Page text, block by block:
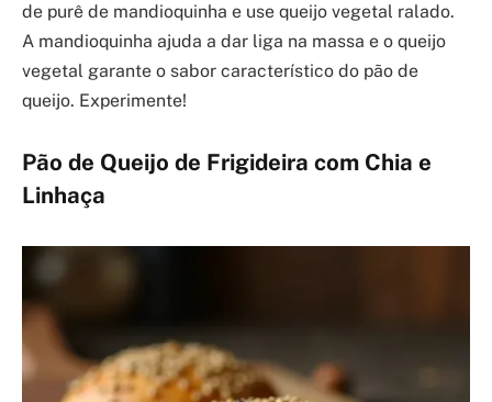
de purê de mandioquinha e use queijo vegetal ralado.
A mandioquinha ajuda a dar liga na massa e o queijo
vegetal garante o sabor característico do pão de
queijo. Experimente!
Pão de Queijo de Frigideira com Chia e
Linhaça